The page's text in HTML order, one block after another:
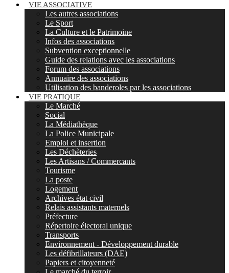
VIE ASSOCIATIVE
Les autres associations
Le Sport
La Culture et le Patrimoine
Infos des associations
Subvention exceptionnelle
Guide des relations avec les associations
Forum des associations
Annuaire des associations
Utilisation des banderoles par les associations
VIE PRATIQUE
Le Marché
Social
La Médiathèque
La Police Municipale
Emploi et insertion
Les Déchèteries
Les Artisans / Commercants
Tourisme
La poste
Logement
Archives état civil
Relais assistants maternels
Préfecture
Répertoire électoral unique
Transports
Environnement - Développement durable
Les défibrillateurs (DAE)
Papiers et citoyenneté